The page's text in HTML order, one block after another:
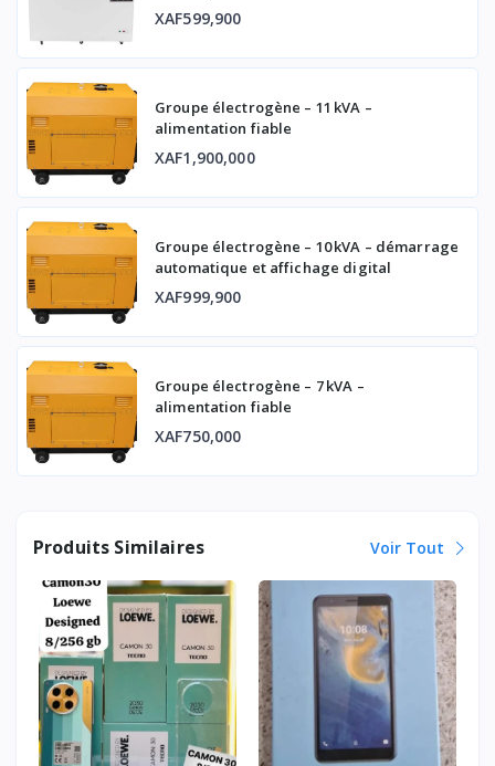
XAF599,900
Groupe électrogène – 11 kVA –
alimentation fiable
XAF1,900,000
Groupe électrogène – 10 kVA – démarrage
automatique et affichage digital
XAF999,900
Groupe électrogène – 7 kVA –
alimentation fiable
XAF750,000
Produits Similaires Voir Tout